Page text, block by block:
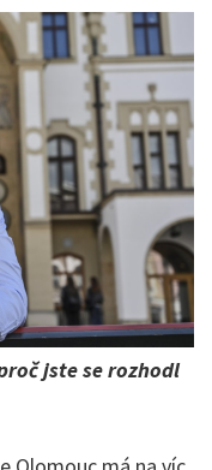
jste se rozhodl